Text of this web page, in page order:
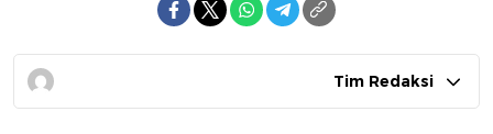
Tim Redaksi